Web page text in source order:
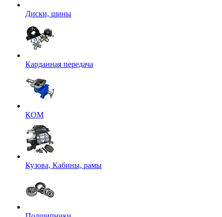
Диски, шины
Карданная передача
КОМ
Кузова, Кабины, рамы